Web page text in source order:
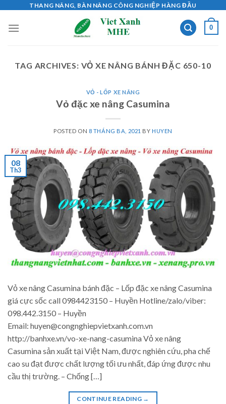
content
THANG NÂNG, BÀN NÂNG CÔNG NGHIỆP HÀNG ĐẦU
0
TAG ARCHIVES: VỎ XE NÂNG BÁNH ĐẶC 650-10
VỎ - LỐP XE NÂNG
Vỏ đặc xe nâng Casumina
POSTED ON 8 THÁNG BA, 2021 BY HUYEN
08
Th3
Vỏ xe nâng Casumina bánh đặc – Lốp đặc xe nâng Casumina
giá cực sốc call 0984423150 – Huyền Hotline/zalo/viber:
098.442.3150 – Huyền
Email: huyen@congnghiepvietxanh.com.vn
http://banhxe.vn/vo-xe-nang-casumina Vỏ xe nâng
Casumina sản xuất tại Việt Nam, được nghiên cứu, pha chế
cao su đạt được chất lượng tối ưu nhất, đáp ứng được nhu
cầu thị trường. – Chống […]
CONTINUE READING →